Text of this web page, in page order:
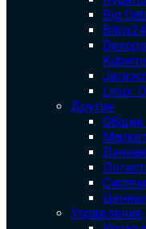
Big
Bitrix24
Linux.
Другие
Общие
Управление